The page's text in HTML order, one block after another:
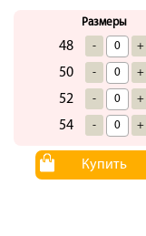
Размеры
48 - +
50 - +
52 - +
54 - +
Купить